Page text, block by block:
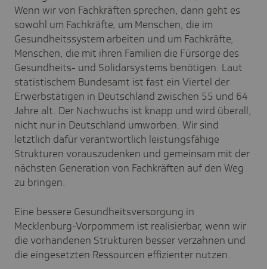
Wenn wir von Fachkräften sprechen, dann geht es
sowohl um Fachkräfte, um Menschen, die im
Gesundheitssystem arbeiten und um Fachkräfte,
Menschen, die mit ihren Familien die Fürsorge des
Gesundheits- und Solidarsystems benötigen. Laut
statistischem Bundesamt ist fast ein Viertel der
Erwerbstätigen in Deutschland zwischen 55 und 64
Jahre alt. Der Nachwuchs ist knapp und wird überall,
nicht nur in Deutschland umworben. Wir sind
letztlich dafür verantwortlich leistungsfähige
Strukturen vorauszudenken und gemeinsam mit der
nächsten Generation von Fachkräften auf den Weg
zu bringen.
Eine bessere Gesundheitsversorgung in
Mecklenburg-Vorpommern ist realisierbar, wenn wir
die vorhandenen Strukturen besser verzahnen und
die eingesetzten Ressourcen effizienter nutzen.